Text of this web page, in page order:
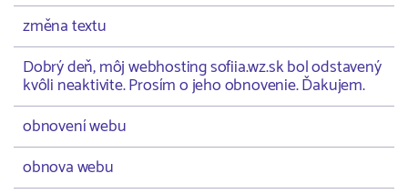
změna textu
Dobrý deň, môj webhosting sofiia.wz.sk bol odstavený
kvôli neaktivite. Prosím o jeho obnovenie. Ďakujem.
obnovení webu
obnova webu